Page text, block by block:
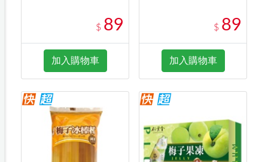
$ 89
加入購物車
$ 89
加入購物車